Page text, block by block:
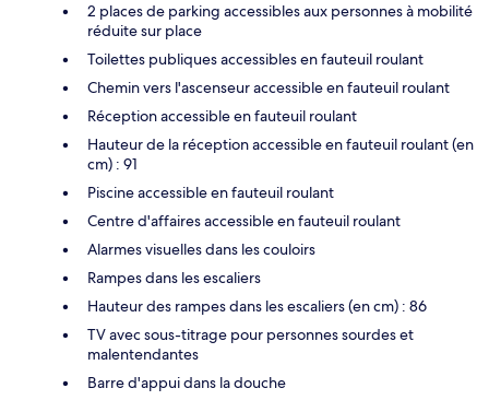
2 places de parking accessibles aux personnes à mobilité
réduite sur place
Toilettes publiques accessibles en fauteuil roulant
Chemin vers l'ascenseur accessible en fauteuil roulant
Réception accessible en fauteuil roulant
Hauteur de la réception accessible en fauteuil roulant (en
cm) : 91
Piscine accessible en fauteuil roulant
Centre d'affaires accessible en fauteuil roulant
Alarmes visuelles dans les couloirs
Rampes dans les escaliers
Hauteur des rampes dans les escaliers (en cm) : 86
TV avec sous-titrage pour personnes sourdes et
malentendantes
Barre d'appui dans la douche